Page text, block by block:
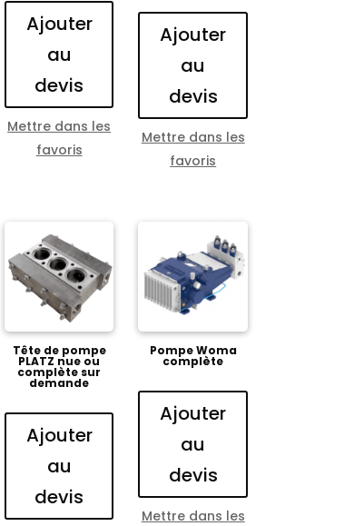
Ajouter
au
devis
Mettre dans les
favoris
Ajouter
au
devis
Mettre dans les
favoris
Tête de pompe
PLATZ nue ou
complète sur
demande
Ajouter
au
devis
Pompe Woma
complète
Ajouter
au
devis
Mettre dans les